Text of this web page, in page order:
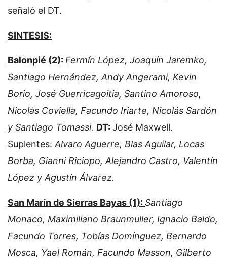
señaló el DT.
SINTESIS:
Balonpié (2): Fermín López, Joaquín Jaremko,
Santiago Hernández, Andy Angerami, Kevin
Borio, José Guerricagoitia, Santino Amoroso,
Nicolás Coviella, Facundo Iriarte, Nicolás Sardón
y Santiago Tomassi. DT: José Maxwell.
Suplentes:Alvaro Aguerre, Blas Aguilar, Locas
Borba, Gianni Riciopo, Alejandro Castro, Valentín
López y Agustín Álvarez.
San Marín de Sierras Bayas (1): Santiago
Monaco, Maximiliano Braunmuller, Ignacio Baldo,
Facundo Torres, Tobías Domínguez, Bernardo
Mosca, Yael Román, Facundo Masson, Gilberto